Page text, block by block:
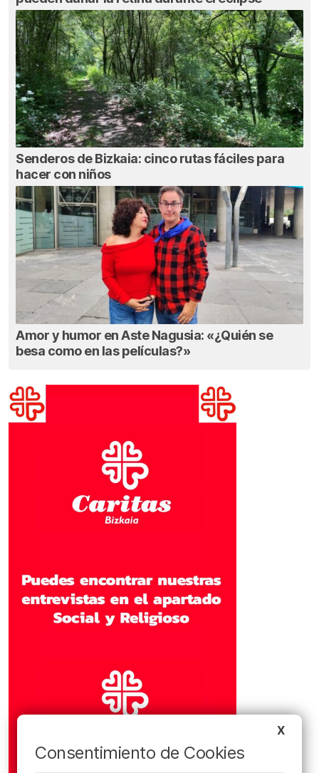
Senderos de Bizkaia: cinco rutas fáciles para
hacer con niños
Amor y humor en Aste Nagusia: «¿Quién se
besa como en las películas?»
X
Consentimiento de Cookies